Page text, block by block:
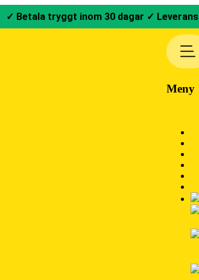
✓ Betala tryggt inom 30 dagar ✓ Leverans
Meny